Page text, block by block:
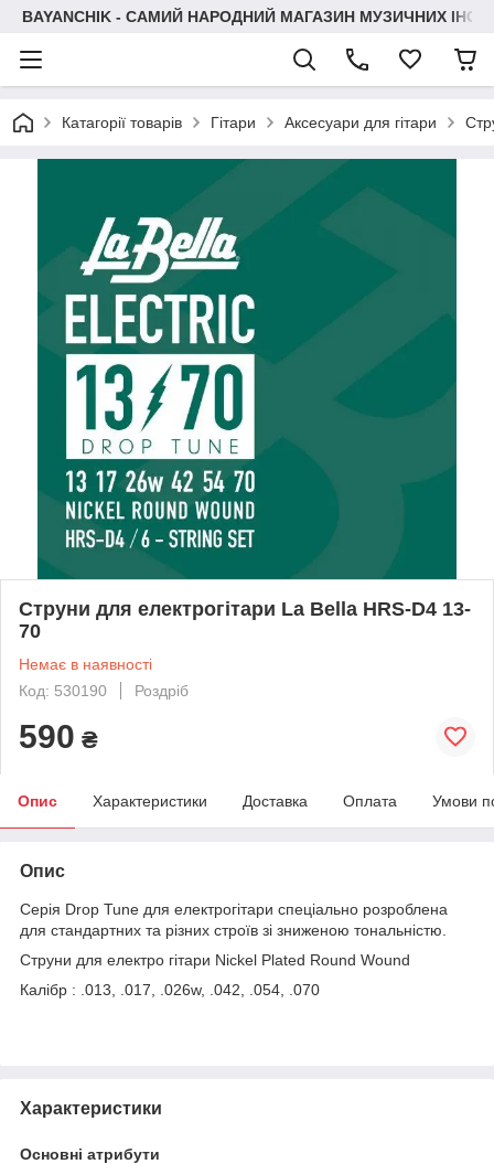
BAYANCHIK - САМИЙ НАРОДНИЙ МАГАЗИН МУЗИЧНИХ
Катагорії товарів Гітари Аксесуари для гітари
Струни для електрогітари La Bella HRS-D4 13-
70
Немає в наявності
Код: 530190
Роздріб
590 ₴
Опис Характеристики Доставка Оплата Умови
Опис
Серія Drop Tune для електрогітари спеціально розроблена
для стандартних та різних строїв зі зниженою тональністю.
Струни для електро гітари Nickel Plated Round Wound
Калібр : .013, .017, .026w, .042, .054, .070
Характеристики
Основні атрибути